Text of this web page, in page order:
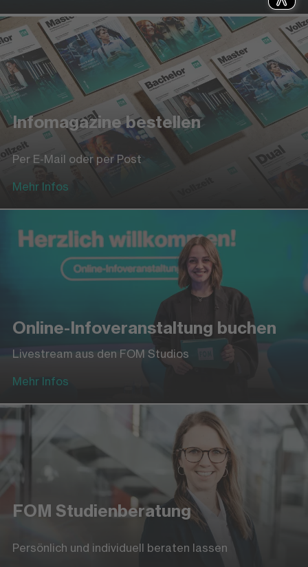
Infomagazine bestellen
Per E-Mail oder per Post
Mehr Infos
Online-Infoveranstaltung buchen
Livestream aus den FOM Studios
Mehr Infos
FOM Studienberatung
Persönlich und individuell beraten lassen